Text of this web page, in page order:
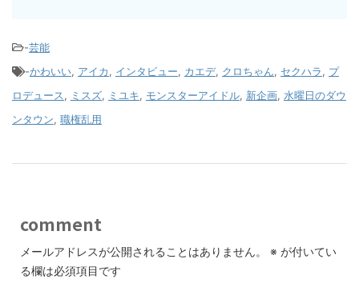
-芸能
-かわいい, アイカ, インタビュー, カエデ, クロちゃん, セクハラ, プ
ロデュース, ミスズ, ミユキ, モンスターアイドル, 新企画, 水曜日のダウ
ンタウン, 職権乱用
comment
メールアドレスが公開されることはありません。 ※ が付いてい
る欄は必須項目です